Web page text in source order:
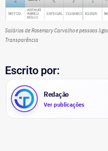
Salários de Rosemary Carvalho e pessoas
Transparência
Escrito por:
Redação
Ver publicações